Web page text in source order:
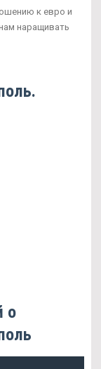
к евро и
наращивать
о